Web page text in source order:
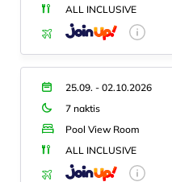
ALL INCLUSIVE
25.09. - 02.10.2026
7 naktis
Pool View Room
ALL INCLUSIVE